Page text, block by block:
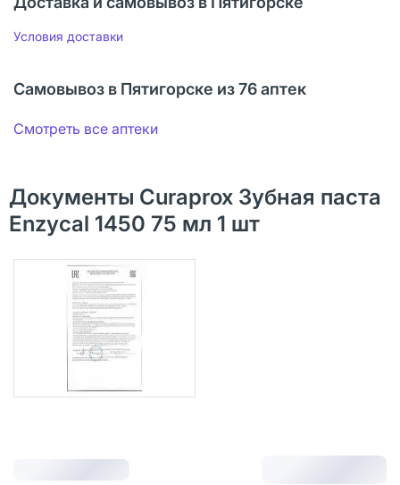
Условия доставки
Самовывоз в Пятигорске из 76 аптек
Смотреть все аптеки
Документы Curaprox Зубная паста
Enzycal 1450 75 мл 1 шт